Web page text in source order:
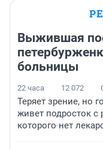
Выжившая
больницы
22 часа 12 072
Теряет зрение, но
живет подросток
которого нет